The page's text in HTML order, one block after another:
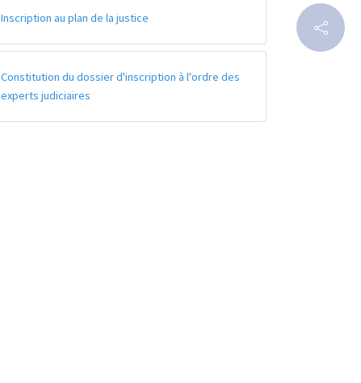
Inscription au plan de la justice
Constitution du dossier d'inscription à l'ordre des
experts judiciaires